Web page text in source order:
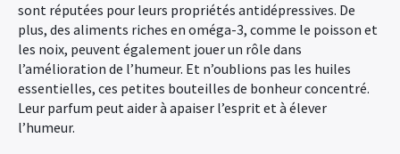
sont réputées pour leurs propriétés antidépressives. De
plus, des aliments riches en oméga-3, comme le poisson et
les noix, peuvent également jouer un rôle dans
l’amélioration de l’humeur. Et n’oublions pas les huiles
essentielles, ces petites bouteilles de bonheur concentré.
Leur parfum peut aider à apaiser l’esprit et à élever
l’humeur.